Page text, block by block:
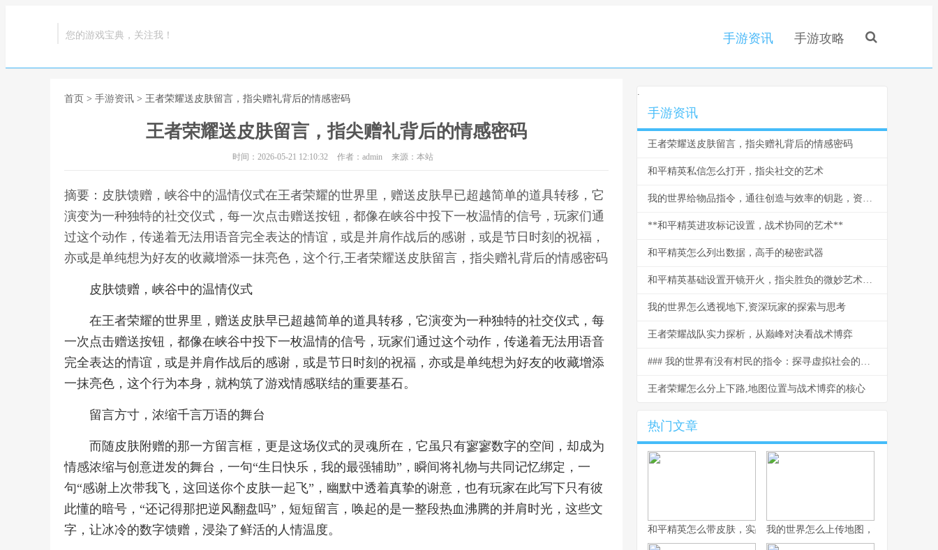
您的游戏宝典，关注我！ 手游资讯 手游攻略
首页 > 手游资讯 > 王者荣耀送皮肤留言，指尖赠礼背后的情感密码
王者荣耀送皮肤留言，指尖赠礼背后的情感密码
时间：2026-05-21 12:10:32 作者：admin 来源：本站
摘要：皮肤馈赠，峡谷中的温情仪式在王者荣耀的世界里，赠送皮肤早已超越简单的道具转移，它
演变为一种独特的社交仪式，每一次点击赠送按钮，都像在峡谷中投下一枚温情的信号，玩家们通
过这个动作，传递着无法用语音完全表达的情谊，或是并肩作战后的感谢，或是节日时刻的祝福，
亦或是单纯想为好友的收藏增添一抹亮色，这个行,王者荣耀送皮肤留言，指尖赠礼背后的情感密码
皮肤馈赠，峡谷中的温情仪式
在王者荣耀的世界里，赠送皮肤早已超越简单的道具转移，它演变为一种独特的社交仪式，每
一次点击赠送按钮，都像在峡谷中投下一枚温情的信号，玩家们通过这个动作，传递着无法用语音
完全表达的情谊，或是并肩作战后的感谢，或是节日时刻的祝福，亦或是单纯想为好友的收藏增添
一抹亮色，这个行为本身，就构筑了游戏情感联结的重要基石。
留言方寸，浓缩千言万语的舞台
而随皮肤附赠的那一方留言框，更是这场仪式的灵魂所在，它虽只有寥寥数字的空间，却成为
情感浓缩与创意迸发的舞台，一句“生日快乐，我的最强辅助”，瞬间将礼物与共同记忆绑定，一
句“感谢上次带我飞，这回送你个皮肤一起飞”，幽默中透着真挚的谢意，也有玩家在此写下只有彼
此懂的暗号，“还记得那把逆风翻盘吗”，短短留言，唤起的是一整段热血沸腾的并肩时光，这些文
字，让冰冷的数字馈赠，浸染了鲜活的人情温度。
.
手游资讯
王者荣耀送皮肤留言，指尖赠礼背后的情感密码
和平精英私信怎么打开，指尖社交的艺术
我的世界给物品指令，通往创造与效率的钥匙，资深玩家的深度剖析
**和平精英进攻标记设置，战术协同的艺术**
和平精英怎么列出数据，高手的秘密武器
和平精英基础设置开镜开火，指尖胜负的微妙艺术，副标题，从反应到掌控的进阶之路
我的世界怎么透视地下,资深玩家的探索与思考
王者荣耀战队实力探析，从巅峰对决看战术博弈
### 我的世界有没有村民的指令：探寻虚拟社会的交互密码
王者荣耀怎么分上下路,地图位置与战术博弈的核心
热门文章
和平精英怎么带皮肤，实战与风格的平衡艺术副标题，从仓库到战
我的世界怎么上传地图，资深玩家分享